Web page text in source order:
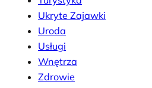
Ukryte Zajawki
Uroda
Usługi
Wnętrza
Zdrowie